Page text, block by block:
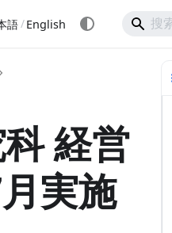
語/English
経営
実施